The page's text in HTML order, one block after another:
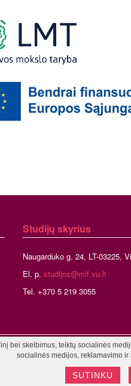
Studijų skyrius
Naugarduko g. 24, LT-03225,
El. p. studijos@mif.vu.lt
Tel. +370 5 219 3055
universitetas, Matematikos
bei skelbimus, teiktų socialinės
socialinės medijos, reklamavimo
SUTINKU